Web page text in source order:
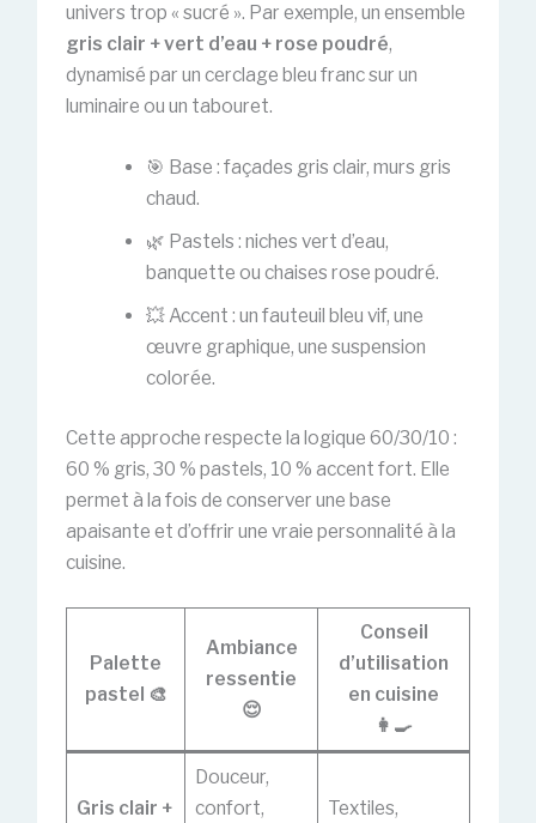
univers trop « sucré ». Par exemple, un ensemble
gris clair + vert d’eau + rose poudré,
dynamisé par un cerclage bleu franc sur un
luminaire ou un tabouret.
🎯 Base : façades gris clair, murs gris
chaud.
🌿 Pastels : niches vert d’eau,
banquette ou chaises rose poudré.
💥 Accent : un fauteuil bleu vif, une
œuvre graphique, une suspension
colorée.
Cette approche respecte la logique 60/30/10 :
60 % gris, 30 % pastels, 10 % accent fort. Elle
permet à la fois de conserver une base
apaisante et d’offrir une vraie personnalité à la
cuisine.
Palette
pastel 🎨
Ambiance
ressentie
😌
Conseil
d’utilisation
en cuisine
👩‍🍳
Gris clair +
Douceur,
confort,
Textiles,